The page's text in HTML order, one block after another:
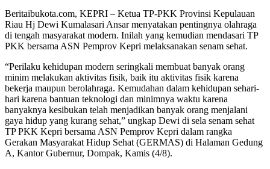
Beritaibukota.com, KEPRI – Ketua TP-PKK Provinsi Kepulauan
Riau Hj Dewi Kumalasari Ansar menyatakan pentingnya olahraga
di tengah masyarakat modern. Inilah yang kemudian mendasari TP
PKK bersama ASN Pemprov Kepri melaksanakan senam sehat.
“Perilaku kehidupan modern seringkali membuat banyak orang
minim melakukan aktivitas fisik, baik itu aktivitas fisik karena
bekerja maupun berolahraga. Kemudahan dalam kehidupan sehari-
hari karena bantuan teknologi dan minimnya waktu karena
banyaknya kesibukan telah menjadikan banyak orang menjalani
gaya hidup yang kurang sehat,” ungkap Dewi di sela senam sehat
TP PKK Kepri bersama ASN Pemprov Kepri dalam rangka
Gerakan Masyarakat Hidup Sehat (GERMAS) di Halaman Gedung
A, Kantor Gubernur, Dompak, Kamis (4/8).